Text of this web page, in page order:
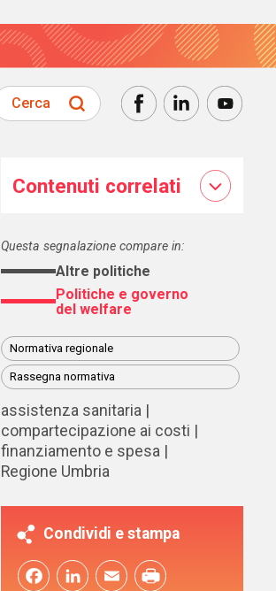
Cerca
Contenuti correlati
Questa segnalazione compare in:
Altre politiche
Politiche e governo
del welfare
Normativa regionale
Rassegna normativa
assistenza sanitaria
compartecipazione ai costi
finanziamento e spesa
Regione Umbria
Condividi e stampa
FacebookLinkedInEmail